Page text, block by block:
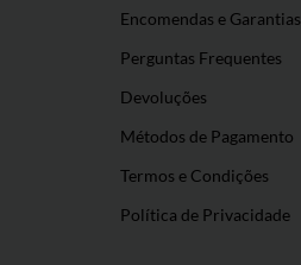
Encomendas e Garantias
Perguntas Frequentes
Devoluções
Métodos de Pagamento
Termos e Condições
Política de Privacidade